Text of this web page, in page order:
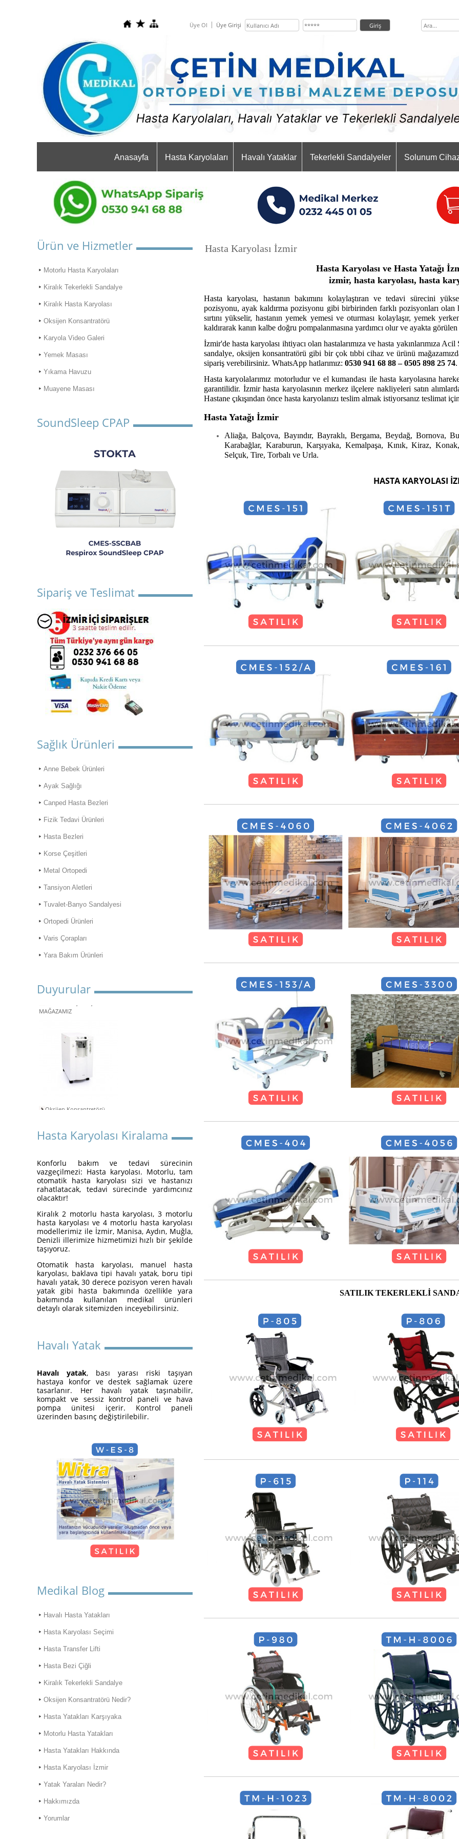
Üye Ol Üye Girişi
Anasayfa Hasta Karyolaları Havalı Yataklar Tekerlekli Sandalyeler Solunum
Ürün ve Hizmetler
Motorlu Hasta Karyolaları
Kiralık Tekerlekli Sandalye
Kiralık Hasta Karyolası
Oksijen Konsantratörü
Karyola Video Galeri
Yemek Masası
Yıkama Havuzu
Muayene Masası
SoundSleep CPAP
Sipariş ve Teslimat
Sağlık Ürünleri
Anne Bebek Ürünleri
Ayak Sağlığı
Canped Hasta Bezleri
Fizik Tedavi Ürünleri
Hasta Bezleri
Korse Çeşitleri
Metal Ortopedi
Tansiyon Aletleri
Tuvalet-Banyo Sandalyesi
Ortopedi Ürünleri
Varis Çorapları
Yara Bakım Ürünleri
Duyurular
ONLİNE ALIŞVERİŞ
Kiralama
Öneme Sahip Bir Araç
İzmir Konak Hasta Yatağı
Kurulumları Devam Ediyor
Hasta Karyolası ve Havalı
Yatak Nasıl Kurulur?
Hasta Karyolası Güzelbahçe
Bostanlı
Kiralık Hasta Karyolası
Hasta Karyolası Muğla
Hasta Karyolası Kiralama
Hasta Karyolası Kiralama
Konforlu bakım ve tedavi sürecinin
vazgeçilmezi: Hasta karyolası. Motorlu, tam
otomatik hasta karyolası sizi ve hastanızı
rahatlatacak, tedavi sürecinde yardımcınız
olacaktır!
Kiralık 2 motorlu hasta karyolası, 3 motorlu
hasta karyolası ve 4 motorlu hasta karyolası
modellerimiz ile İzmir, Manisa, Aydın, Muğla,
Denizli illerimize hizmetimizi hızlı bir şekilde
taşıyoruz.
Otomatik hasta karyolası, manuel hasta
karyolası, baklava tipi havalı yatak, boru tipi
havalı yatak, 30 derece pozisyon veren havalı
yatak gibi hasta bakımında özellikle yara
bakımında kullanılan medikal ürünleri
detaylı olarak sitemizden inceyebilirsiniz.
Havalı Yatak
Havalı yatak, bası yarası riski taşıyan
hastaya konfor ve destek sağlamak üzere
tasarlanır. Her havalı yatak taşınabilir,
kompakt ve sessiz kontrol paneli ve hava
pompa ünitesi içerir. Kontrol paneli
üzerinden basınç değiştirilebilir.
Medikal Blog
Havalı Hasta Yatakları
Hasta Karyolası Seçimi
Hasta Transfer Lifti
Hasta Bezi Çiğli
Kiralık Tekerlekli Sandalye
Oksijen Konsantratörü Nedir?
Hasta Yatakları Karşıyaka
Motorlu Hasta Yatakları
Hasta Yatakları Hakkında
Hasta Karyolası İzmir
Yatak Yaraları Nedir?
Hakkımızda
Yorumlar
Hasta Karyolası İzmir
Hasta Karyolası ve Hasta Yatağı İ
izmir, hasta karyolası, hasta
Hasta karyolası, hastanın bakımını kolaylaştıran ve tedavi sürecini
pozisyonu, ayak kaldırma pozisyonu gibi birbirinden farklı pozisyonları olan
sırtını yükselir, hastanın yemek yemesi ve oturması kolaylaşır, yemek
kaldırarak kanın kalbe doğru pompalanmasına yardımcı olur ve ayakta görülen
İzmir'de hasta karyolası ihtiyacı olan hastalarımıza ve hasta yakınlarımıza
sandalye, oksijen konsantratörü gibi bir çok tıbbi cihaz ve ürünü
sipariş verebilirsiniz. WhatsApp hatlarımız: 0530 941 68 88 – 0505 898 25 74.
Hasta karyolalarımız motorludur ve el kumandası ile hasta karyolasına
garantilidir. İzmir hasta karyolasının merkez ilçelere nakliyeleri satın
Hastane çıkışından önce hasta karyolanızı teslim almak istiyorsanız teslimat
Hasta Yatağı İzmir
Aliağa, Balçova, Bayındır, Bayraklı, Bergama, Beydağ, Bornova,
Karabağlar, Karaburun, Karşıyaka, Kemalpaşa, Kınık, Kiraz,
Selçuk, Tire, Torbalı ve Urla.
HASTA KARYOLASI
SATILIK TEKERLEKLİ